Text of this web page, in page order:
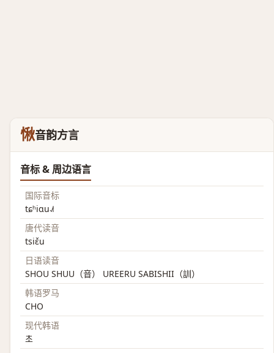
愀音韵方言
音标 & 周边语言
国际音标
tɕʰiɑu˨˩˦
唐代读音
tsiɛ̌u
日语读音
SHOU SHUU（音） UREERU SABISHII（訓）
韩语罗马
CHO
现代韩语
초